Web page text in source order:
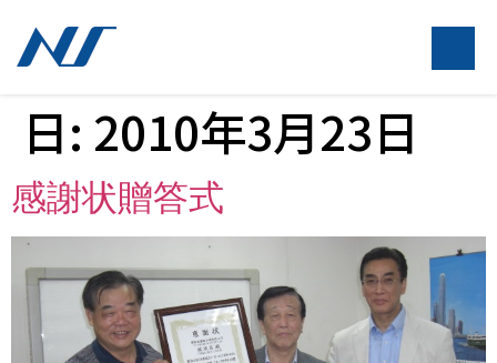
日: 2010年3月23日
感謝状贈答式